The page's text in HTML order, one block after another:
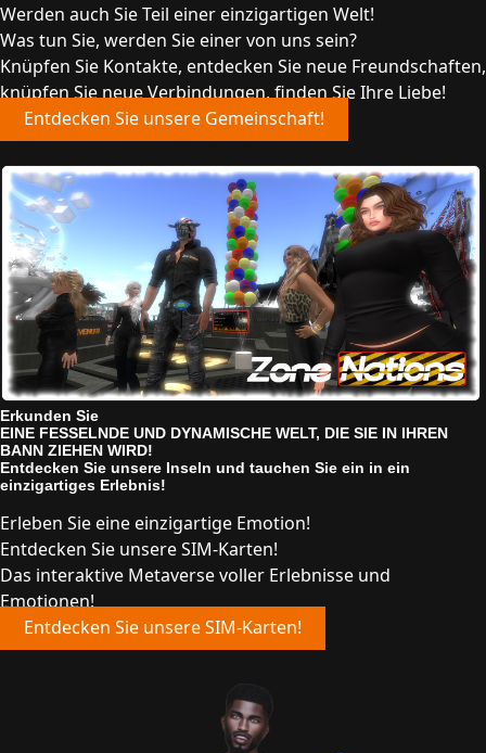
Werden auch Sie Teil einer einzigartigen Welt!
Was tun Sie, werden Sie einer von uns sein?
Knüpfen Sie Kontakte, entdecken Sie neue Freundschaften,
knüpfen Sie neue Verbindungen, finden Sie Ihre Liebe!
Entdecken Sie unsere Gemeinschaft!
Erkunden Sie
EINE FESSELNDE UND DYNAMISCHE WELT, DIE SIE IN IHREN
BANN ZIEHEN WIRD!
Entdecken Sie unsere Inseln und tauchen Sie ein in ein
einzigartiges Erlebnis!
Erleben Sie eine einzigartige Emotion!
Entdecken Sie unsere SIM-Karten!
Das interaktive Metaverse voller Erlebnisse und
Emotionen!
Entdecken Sie unsere SIM-Karten!